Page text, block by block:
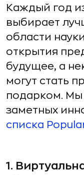
Каждый год
выбирает
области
открытия
будущее, а
могут стать
подарком.
заметных
списка
1.